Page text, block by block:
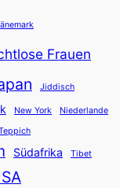
Frauen
Jiddisch
New York
Niederlande
Südafrika Tibet